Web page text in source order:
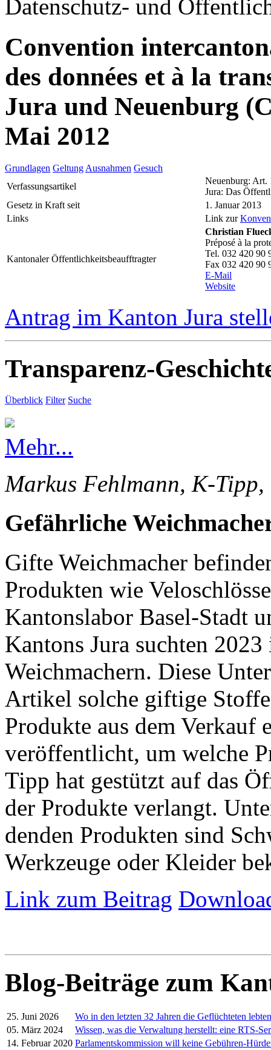
Datenschutz- und
Convention
des données et à la
Jura und Neuenburg
Mai 2012
Grundlagen Geltung Ausnahmen Gesuch
Verfassungsartikel
Neuenburg: Art.
Jura: Das
Gesetz in Kraft seit
1. Januar 2013
Links
Link zur
Kantonaler Öffentlichkeitsbeaufftragter
Christian
Préposé à la
Tel. 032 420 90
Fax 032 420 90
E-Mail
Website
Antrag im Kanton Jura
Transparenz-
Überblick Filter Suche
Mehr...
Markus Fehlmann, K-Tipp,
Gefährliche
Gifte Weichmacher
Produkten wie
Kantonslabor Basel-Stadt
Kantons Jura suchten
Weichmachern. Diese
Artikel solche giftige
Produkte aus dem
veröffentlicht, um welche
Tipp hat gestützt auf das
der Produkte verlangt.
denden Produkten sind
Werkzeuge oder Kleider
Link zum Beitrag
Blog-Beiträge zum
25. Juni 2026
Wo in den letzten 32 Jahren die Geflüchteten lebten
05. März 2024
Wissen, was die Verwaltung herstellt: eine RTS-
14. Februar 2020 Parlamentskommission will keine Gebühren-